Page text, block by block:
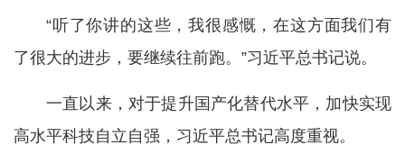
“听了你讲的这些，我很感慨，在这方面我们有
了很大的进步，要继续往前跑。”习近平总书记说。
一直以来，对于提升国产化替代水平，加快实现
高水平科技自立自强，习近平总书记高度重视。